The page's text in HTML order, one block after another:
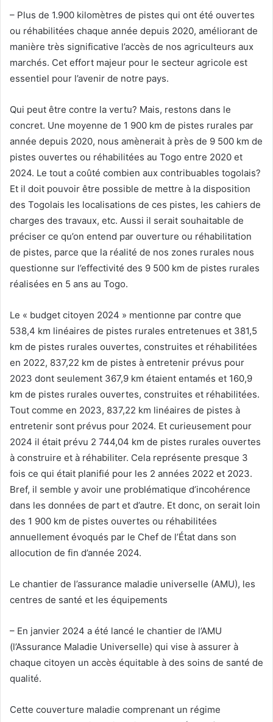
– Plus de 1.900 kilomètres de pistes qui ont été ouvertes
ou réhabilitées chaque année depuis 2020, améliorant de
manière très significative l’accès de nos agriculteurs aux
marchés. Cet effort majeur pour le secteur agricole est
essentiel pour l’avenir de notre pays.
Qui peut être contre la vertu? Mais, restons dans le
concret. Une moyenne de 1 900 km de pistes rurales par
année depuis 2020, nous amènerait à près de 9 500 km de
pistes ouvertes ou réhabilitées au Togo entre 2020 et
2024. Le tout a coûté combien aux contribuables togolais?
Et il doit pouvoir être possible de mettre à la disposition
des Togolais les localisations de ces pistes, les cahiers de
charges des travaux, etc. Aussi il serait souhaitable de
préciser ce qu’on entend par ouverture ou réhabilitation
de pistes, parce que la réalité de nos zones rurales nous
questionne sur l’effectivité des 9 500 km de pistes rurales
réalisées en 5 ans au Togo.
Le « budget citoyen 2024 » mentionne par contre que
538,4 km linéaires de pistes rurales entretenues et 381,5
km de pistes rurales ouvertes, construites et réhabilitées
en 2022, 837,22 km de pistes à entretenir prévus pour
2023 dont seulement 367,9 km étaient entamés et 160,9
km de pistes rurales ouvertes, construites et réhabilitées.
Tout comme en 2023, 837,22 km linéaires de pistes à
entretenir sont prévus pour 2024. Et curieusement pour
2024 il était prévu 2 744,04 km de pistes rurales ouvertes
à construire et à réhabiliter. Cela représente presque 3
fois ce qui était planifié pour les 2 années 2022 et 2023.
Bref, il semble y avoir une problématique d’incohérence
dans les données de part et d’autre. Et donc, on serait loin
des 1 900 km de pistes ouvertes ou réhabilitées
annuellement évoqués par le Chef de l’État dans son
allocution de fin d’année 2024.
Le chantier de l’assurance maladie universelle (AMU), les
centres de santé et les équipements
– En janvier 2024 a été lancé le chantier de l’AMU
(l’Assurance Maladie Universelle) qui vise à assurer à
chaque citoyen un accès équitable à des soins de santé de
qualité.
Cette couverture maladie comprenant un régime